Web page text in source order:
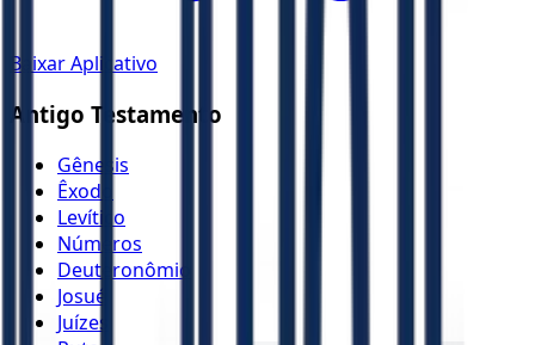
Baixar Aplicativo
Antigo Testamento
Gênesis
Êxodo
Levítico
Números
Deuteronômio
Josué
Juízes